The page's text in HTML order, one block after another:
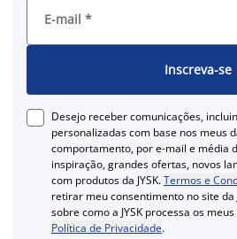
E-mail *
Inscreva-se
Desejo receber comunicações,
personalizadas com base nos meus
comportamento, por e-mail e média
inspiração, grandes ofertas, novos
com produtos da JYSK.Termos e
retirar meu consentimento no site da
sobre como a JYSK processa os
Política de Privacidade.